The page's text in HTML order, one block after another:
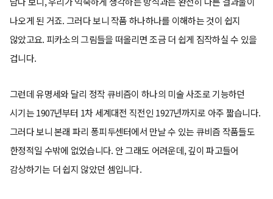
나오게 된 거죠. 그러다 보니 작품 하나하나를 이해하는 것이 쉽지
않았고요. 피카소의 그림들을 떠올리면 조금 더 쉽게 짐작하실 수 있을
겁니다.
그런데 유명세와 달리 정작 큐비즘이 하나의 미술 사조로 기능하던
시기는 1907년부터 1차 세계대전 직전인 1927년까지로 아주 짧습니다.
그러다 보니 본래 파리 퐁피두센터에서 만날 수 있는 큐비즘 작품들도
한정적일 수밖에 없었습니다. 안 그래도 어려운데, 깊이 파고들어
감상하기는 더 쉽지 않았던 셈입니다.